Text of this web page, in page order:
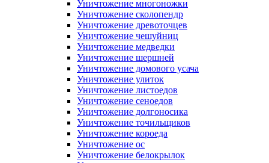
Уничтожение многоножки
Уничтожение сколопендр
Уничтожение древоточцев
Уничтожение чешуйниц
Уничтожение медведки
Уничтожение шершней
Уничтожение домового усача
Уничтожение улиток
Уничтожение листоедов
Уничтожение сеноедов
Уничтожение долгоносика
Уничтожение точильщиков
Уничтожение короеда
Уничтожение ос
Уничтожение белокрылок